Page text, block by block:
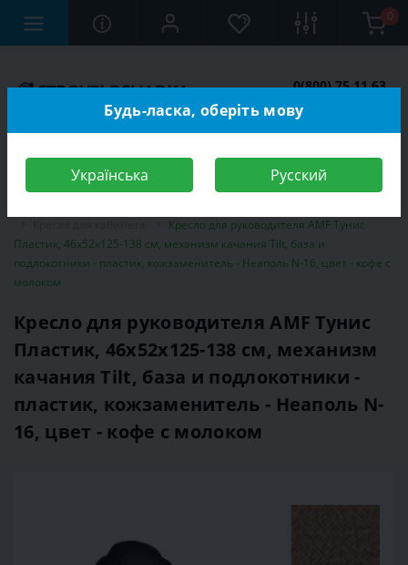
0
0(800) 75 11 63
Кресло для руководителя AMF Тунис
Пластик, 46х52х125-138 см, механизм качания Tilt, база и
подлокотники - пластик, кожзаменитель - Неаполь N-16, цвет - кофе с
молоком
Кресло для руководителя AMF Тунис
Пластик, 46х52х125-138 см, механизм
качания Tilt, база и подлокотники -
пластик, кожзаменитель - Неаполь N-
16, цвет - кофе с молоком
Будь-ласка, оберіть мову
Українська Русский